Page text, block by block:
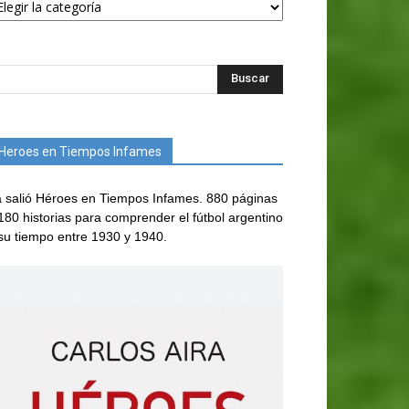
Heroes en Tiempos Infames
salió Héroes en Tiempos Infames. 880 páginas
historias para comprender el fútbol argentino
tiempo entre 1930 y 1940.